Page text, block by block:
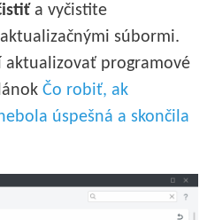
a vyčistite
súbormi.
aktualizovať programové
Čo robiť, ak
úspešná a skončila